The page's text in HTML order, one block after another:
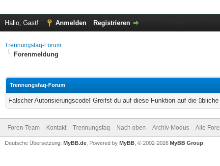
Hallo, Gast! Anmelden Registrieren
Trennungsfaq-Forum
Forenmeldung
Trennungsfaq-Forum
Falscher Autorisierungscode! Greifst du auf diese Funktion auf die
Foren-Team Kontakt Trennungsfaq Nach oben Archiv-Modus Alle
Deutsche Übersetzung: MyBB.de , Powered by MyBB , © 2002-2026 MyBB Group